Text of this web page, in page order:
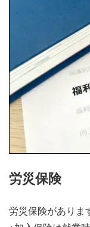
労災保険
労災保険がありま